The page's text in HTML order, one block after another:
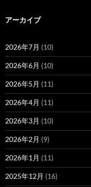
アーカイブ
2026年7月 (10)
2026年6月 (10)
2026年5月 (11)
2026年4月 (11)
2026年3月 (10)
2026年2月 (9)
2026年1月 (11)
2025年12月 (16)